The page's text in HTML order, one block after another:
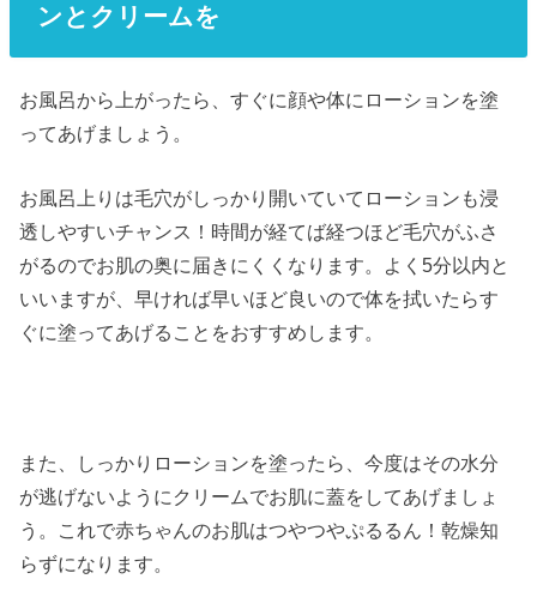
ンとクリームを
お風呂から上がったら、すぐに顔や体にローションを塗
ってあげましょう。
お風呂上りは毛穴がしっかり開いていてローションも浸
透しやすいチャンス！時間が経てば経つほど毛穴がふさ
がるのでお肌の奥に届きにくくなります。よく5分以内と
いいますが、早ければ早いほど良いので体を拭いたらす
ぐに塗ってあげることをおすすめします。
また、しっかりローションを塗ったら、今度はその水分
が逃げないようにクリームでお肌に蓋をしてあげましょ
う。これで赤ちゃんのお肌はつやつやぷるるん！乾燥知
らずになります。